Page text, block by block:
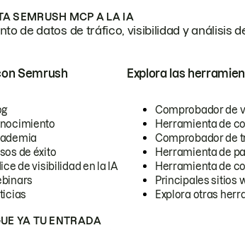
SEMRUSH MCP A LA IA
de datos de tráfico, visibilidad y análisis
Semrush
de éxito
de visibilidad en la IA
Explora las
Comprobador de
Herramienta de
Comprobador de
Herramienta de
Herramienta de
Principales sitios
Explora otras
YA TU ENTRADA